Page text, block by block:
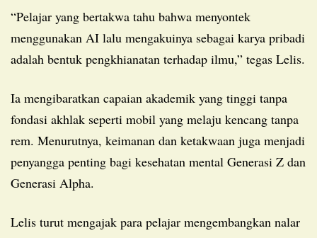
“Pelajar yang bertakwa tahu bahwa menyontek
menggunakan AI lalu mengakuinya sebagai karya pribadi
adalah bentuk pengkhianatan terhadap ilmu,” tegas Lelis.
Ia mengibaratkan capaian akademik yang tinggi tanpa
fondasi akhlak seperti mobil yang melaju kencang tanpa
rem. Menurutnya, keimanan dan ketakwaan juga menjadi
penyangga penting bagi kesehatan mental Generasi Z dan
Generasi Alpha.
Lelis turut mengajak para pelajar mengembangkan nalar